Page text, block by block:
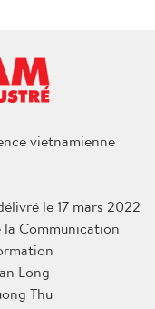
vietnamienne
le 17 mars 2022
Communication
Long
Thu